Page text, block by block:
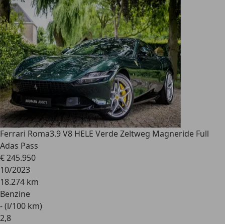
Ferrari Roma3.9 V8 HELE Verde Zeltweg Magneride Full
Adas Pass
€ 245.950
10/2023
18.274 km
Benzine
- (l/100 km)
2,8